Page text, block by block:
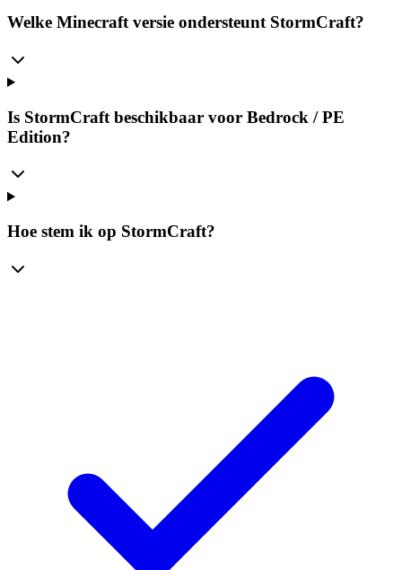
Welke Minecraft versie ondersteunt StormCraft?
Is StormCraft beschikbaar voor Bedrock / PE
Edition?
Hoe stem ik op StormCraft?